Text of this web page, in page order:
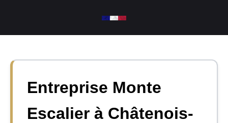
contenu
Entreprise Monte
Escalier à Châtenois-